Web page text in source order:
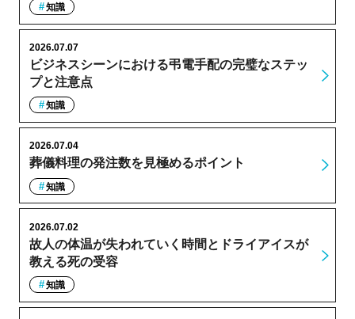
知識
ビジネスシーンにおける弔電手配の完璧なステッ
プと注意点
2026.07.07
知識
葬儀料理の発注数を見極めるポイント
2026.07.04
知識
故人の体温が失われていく時間とドライアイスが
教える死の受容
2026.07.02
知識